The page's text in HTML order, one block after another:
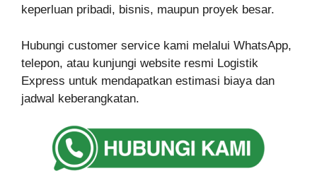
keperluan pribadi, bisnis, maupun proyek besar.
Hubungi customer service kami melalui WhatsApp,
telepon, atau kunjungi website resmi Logistik
Express untuk mendapatkan estimasi biaya dan
jadwal keberangkatan.